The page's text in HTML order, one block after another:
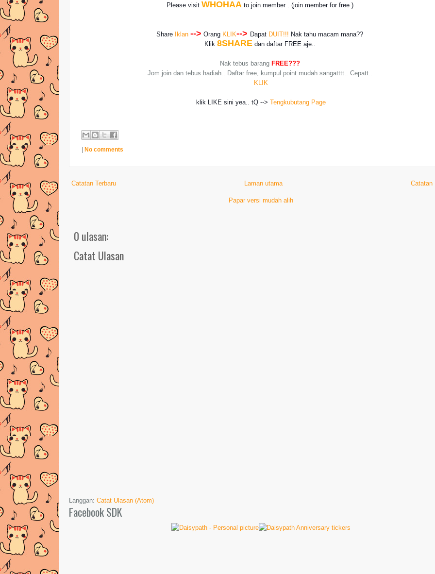
Please visit WHOHAAto join member . (join member for free )
Share Iklan --> Orang KLIK--> Dapat DUIT!!! Nak tahu macam mana??
Klik 8SHAREdan daftar FREEaje..
Nak tebus barang FREE???
Jom join dan tebus hadiah.. Daftar free, kumpul point mudah sangatttt.. Cepatt..
KLIK
klik LIKE sini yea.. tQ --> Tengkubutang Page
| No comments
Catatan Terbaru Catatan
Laman utama
Papar versi mudah alih
0 ulasan:
Catat Ulasan
Langgan: Catat Ulasan (Atom)
Facebook SDK